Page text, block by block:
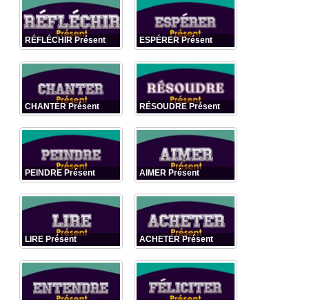
RÉFLÉCHIR Présent ESPÉRER Présent
CHANTER Présent RÉSOUDRE Présent
PEINDRE Présent AIMER Présent
LIRE Présent ACHETER Présent